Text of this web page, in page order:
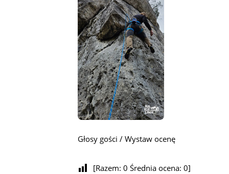
Głosy gości / Wystaw ocenę
[Razem: 0 Średnia ocena: 0]